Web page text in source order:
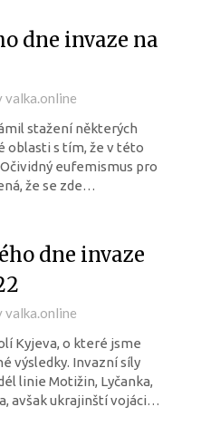
dne invaze na
valka.online
stažení některých
oblasti s tím, že v této
eufemismus pro
že se zde…
dne invaze
valka.online
Kyjeva, o které jsme
výsledky. Invazní síly
linie Motižin, Lyčanka,
avšak ukrajinští vojáci…